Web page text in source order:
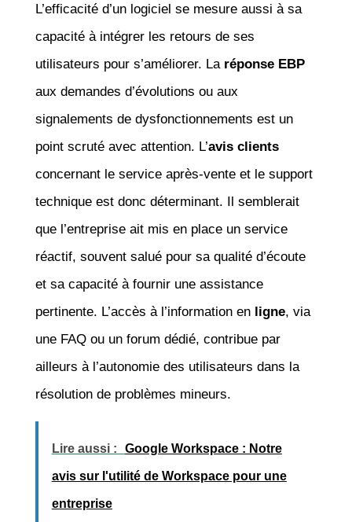
L’efficacité d’un logiciel se mesure aussi à sa
capacité à intégrer les retours de ses
utilisateurs pour s’améliorer. La réponse EBP
aux demandes d’évolutions ou aux
signalements de dysfonctionnements est un
point scruté avec attention. L’avis clients
concernant le service après-vente et le support
technique est donc déterminant. Il semblerait
que l’entreprise ait mis en place un service
réactif, souvent salué pour sa qualité d’écoute
et sa capacité à fournir une assistance
pertinente. L’accès à l’information en ligne, via
une FAQ ou un forum dédié, contribue par
ailleurs à l’autonomie des utilisateurs dans la
résolution de problèmes mineurs.
Lire aussi : Google Workspace : Notre
avis sur l'utilité de Workspace pour une
entreprise